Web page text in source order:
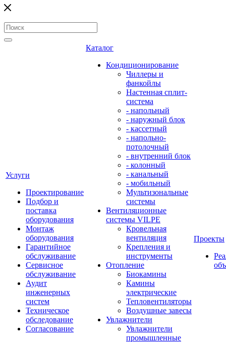
Услуги
Проектирование
Подбор и
поставка
оборудования
Монтаж
оборудования
Гарантийное
обслуживание
Сервисное
обслуживание
Аудит
инженерных
систем
Техническое
обследование
Согласование
Каталог
Кондиционирование
Чиллеры и
фанкойлы
Настенная сплит-
система
- напольный
- наружный блок
- кассетный
- напольно-
потолочный
- внутренний блок
- колонный
- канальный
- мобильный
Мультизональные
системы
Вентиляционные
системы VILPE
Кровельная
вентиляция
Крепления и
инструменты
Отопление
Биокамины
Камины
электрические
Тепловентиляторы
Воздушные завесы
Увлажнители
Увлажнители
промышленные
Проекты